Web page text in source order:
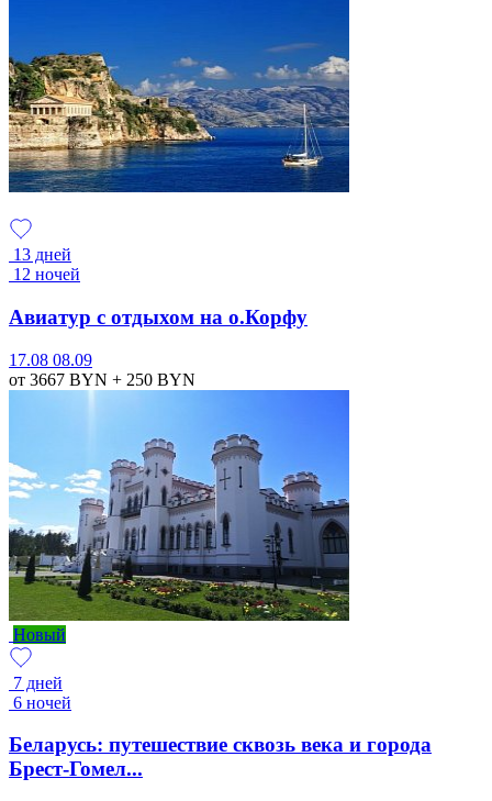
13 дней
12 ночей
Авиатур с отдыхом на о.Корфу
17.08 08.09
от 3667 BYN + 250 BYN
Новый
7 дней
6 ночей
Беларусь: путешествие сквозь века и города
Брест-Гомел...